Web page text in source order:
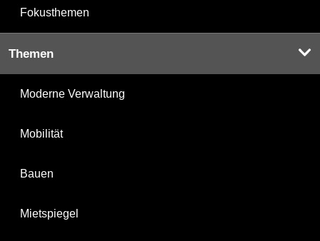
Fokusthemen
Themen
Moderne Verwaltung
Mobilität
Bauen
Mietspiegel